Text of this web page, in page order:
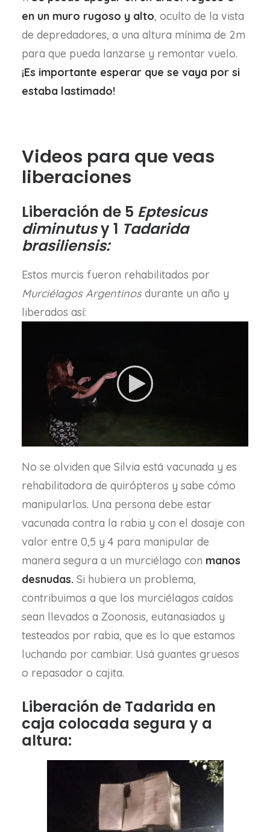
en un muro rugoso y alto, oculto de la vista
de depredadores, a una altura mínima de 2m
para que pueda lanzarse y remontar vuelo.
¡Es importante esperar que se vaya por si
estaba lastimado!
Videos para que veas
liberaciones
Liberación de 5 Eptesicus
diminutusy 1 Tadarida
brasiliensis:
Estos murcis fueron rehabilitados por
Murciélagos Argentinosdurante un año y
liberados así:
No se olviden que Silvia está vacunada y es
rehabilitadora de quirópteros y sabe cómo
manipularlos. Una persona debe estar
vacunada contra la rabia y con el dosaje con
valor entre 0,5 y 4 para manipular de
manera segura a un murciélago con manos
desnudas. Si hubiera un problema,
contribuimos a que los murciélagos caídos
sean llevados a Zoonosis, eutanasiados y
testeados por rabia, que es lo que estamos
luchando por cambiar. Usá guantes gruesos
o repasador o cajita.
Liberación de Tadarida en
caja colocada segura y a
altura: